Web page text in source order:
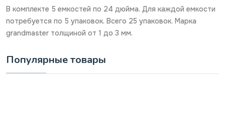
В комплекте 5 емкостей по 24 дюйма. Для каждой емкости
потребуется по 5 упаковок. Всего 25 упаковок. Марка
grandmaster толщиной от 1 до 3 мм.
Популярные товары